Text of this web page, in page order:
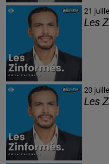
21
Les
20
Les